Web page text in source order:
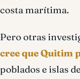
costa marítima.
Pero otras
cree que Quitim
poblados e islas